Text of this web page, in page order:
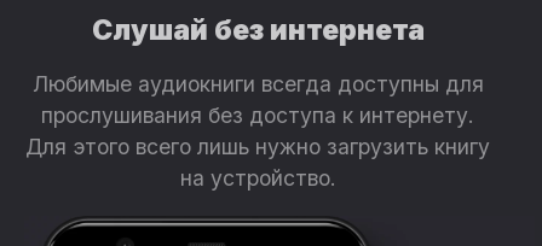
Слушай без интернета
Любимые аудиокниги всегда доступны для
прослушивания без доступа к интернету.
Для этого всего лишь нужно загрузить книгу
на устройство.